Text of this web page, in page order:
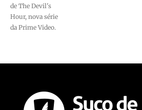
de The Devil's
Hour, nova série
da Prime Video.